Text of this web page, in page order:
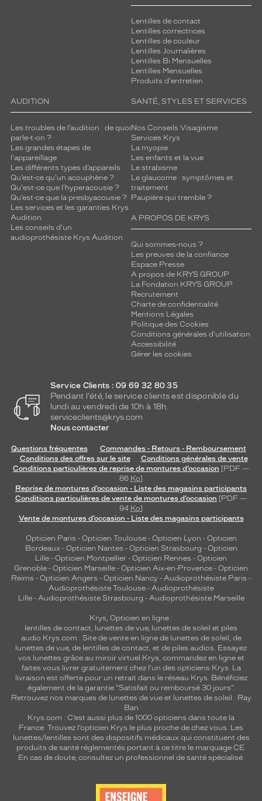
Lentilles de contact
Lentilles correctrices
Lentilles de couleur
Lentilles Journalières
Lentilles Bi Mensuelles
Lentilles Mensuelles
Produits d'entretien
AUDITION
Les troubles de l’audition : de quoi
parle-t-on ?
Les grandes étapes de
l'appareillage
Les différents types d’appareils
Qu’est-ce qu'un acouphène ?
Qu'est-ce que l'hyperacousie ?
Qu’est-ce que la presbyacousie ?
Les services et les garanties Krys
Audition
Les conseils d'un
audioprothésiste Krys Audition
SANTÉ, STYLES ET SERVICES
Nos Conseils Visagisme
Services Krys
La myopie
Les enfants et la vue
Le strabisme
Le glaucome : symptômes et
traitement
Paupière qui tremble ?
A PROPOS DE KRYS
Qui sommes-nous ?
Les preuves de la confiance
Espace Presse
A propos de KRYS GROUP
La Fondation KRYS GROUP
Recrutement
Charte de confidentialité
Mentions Légales
Politique des Cookies
Conditions générales d'utilisation
Accessibilité
Gérer les cookies
Service Clients : 09 69 32 80 35
Pendant l'été, le service clients est disponible du
lundi au vendredi de 10h à 18h.
serviceclients@krys.com
Nous contacter
Questions fréquentes
Commandes - Retours - Remboursement
Conditions des offres sur le site
Conditions générales de vente
Conditions particulières de reprise de montures d’occasion [PDF —
86 Ko]
Reprise de montures d’occasion - Liste des magasins participants
Conditions particulières de vente de montures d’occasion [PDF —
94 Ko]
Vente de montures d’occasion - Liste des magasins participants
Opticien Paris - Opticien Toulouse- Opticien Lyon - Opticien
Bordeaux- Opticien Nantes - Opticien Strasbourg - Opticien
Lille - Opticien Montpellier - Opticien Rennes - Opticien
Grenoble - Opticien Marseille - Opticien Aix-en-Provence - Opticien
Reims - Opticien Angers - Opticien Nancy - Audioprothésiste Paris -
Audioprothésiste Toulouse- Audioprothésiste
Lille- Audioprothésiste Strasbourg - Audioprothésiste Marseille
Krys, Opticien en ligne :
lentilles de contact, lunettes de vue, lunettes de soleil et piles
audio Krys.com : Site de vente en ligne de lunettes de soleil, de
lunettes de vue, de lentilles de contact, et de piles audios. Essayez
vos lunettes grâce au miroir virtuel Krys, commandez en ligne et
faites vous livrer gratuitement chez l'un des opticiens Krys. La
livraison est offerte pour un retrait dans le réseau Krys. Bénéficiez
également de la garantie "Satisfait ou remboursé 30 jours".
Retrouvez nos marques de lunettes de vue et lunettes de soleil : Ray
Ban
Krys.com : C’est aussi plus de 1000 opticiens dans toute la
France. Trouvez l’opticien Krys le plus proche de chez vous. Les
lunettes/lentilles sont des dispositifs médicaux qui constituent des
produits de santé réglementés portant à ce titre le marquage CE.
En cas de doute, consultez un professionnel de santé spécialisé.